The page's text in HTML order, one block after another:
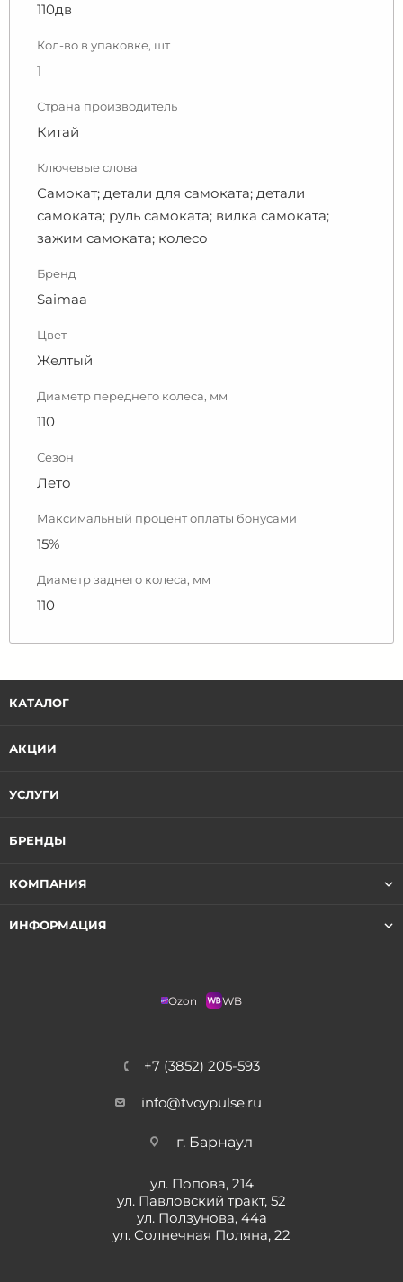
110дв
Кол-во в упаковке, шт
1
Страна производитель
Китай
Ключевые слова
Самокат; детали для самоката; детали
самоката; руль самоката; вилка самоката;
зажим самоката; колесо
Бренд
Saimaa
Цвет
Желтый
Диаметр переднего колеса, мм
110
Сезон
Лето
Максимальный процент оплаты бонусами
15%
Диаметр заднего колеса, мм
110
КАТАЛОГ
АКЦИИ
УСЛУГИ
БРЕНДЫ
КОМПАНИЯ
ИНФОРМАЦИЯ
Ozon WB
+7 (3852) 205-593
info@tvoypulse.ru
г. Барнаул
ул. Попова, 214
ул. Павловский тракт, 52
ул. Ползунова, 44а
ул. Солнечная Поляна, 22